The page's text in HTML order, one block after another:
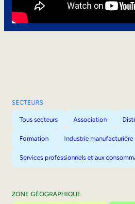
SECTEURS
Tous secteurs Association
Formation Industrie manufacturière
Services professionnels et aux
ZONE GÉOGRAPHIQUE